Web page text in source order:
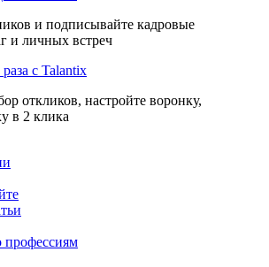
и подписывайте кадровые
и личных встреч
с Talantix
откликов, настройте воронку,
в 2 клика